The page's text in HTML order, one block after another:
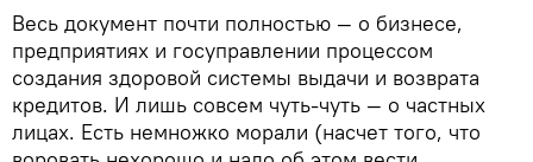
Весь документ почти полностью — о бизнесе,
предприятиях и госуправлении процессом
создания здоровой системы выдачи и возврата
кредитов. И лишь совсем чуть-чуть — о частных
лицах. Есть немножко морали (насчет того, что